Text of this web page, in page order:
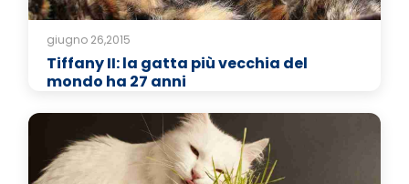
giugno 26,2015
Tiffany II: la gatta più vecchia del
mondo ha 27 anni